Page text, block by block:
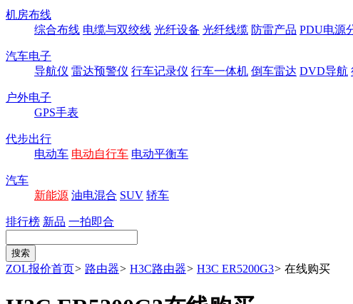
机房布线
综合布线 电缆与双绞线 光纤设备 光纤线缆 防雷产品 PDU电源
汽车电子
导航仪 雷达预警仪 行车记录仪 行车一体机 倒车雷达 DVD导航
户外电子
GPS手表
代步出行
电动车 电动自行车 电动平衡车
汽车
新能源 油电混合 SUV 轿车
排行榜 新品 一拍即合
ZOL报价首页> 路由器> H3C路由器> H3C ER5200G3> 在线购买